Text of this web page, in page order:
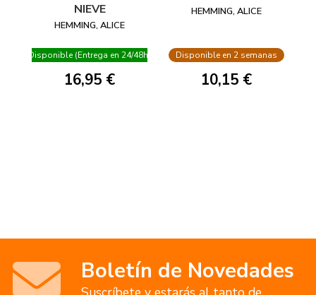
NIEVE
HEMMING, ALICE
Disponible (Entrega en 24/48h)
16,95 €
HEMMING, ALICE
Disponible en 2 semanas
10,15 €
Boletín de Novedades